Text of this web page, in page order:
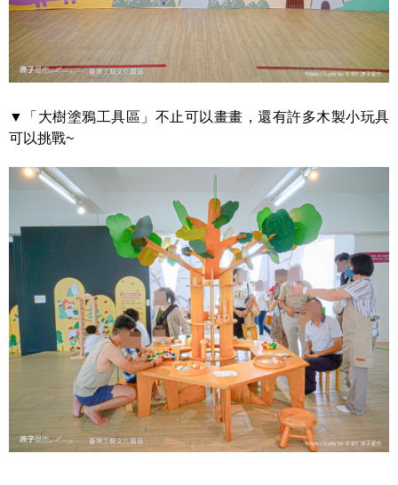
▼「大樹塗鴉工具區」不止可以畫畫，還有許多木製小玩具
可以挑戰~